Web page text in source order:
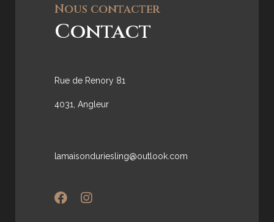
Nous contacter
Contact
Rue de Renory 81
4031, Angleur
lamaisonduriesling@outlook.com